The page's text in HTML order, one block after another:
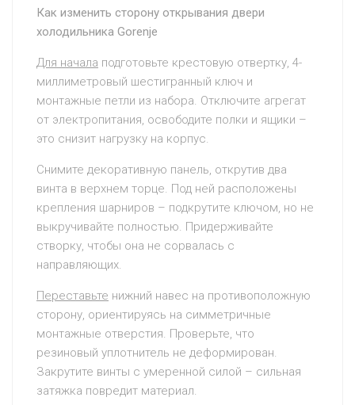
Как изменить сторону открывания двери
холодильника Gorenje
Для начала подготовьте крестовую отвертку, 4-
миллиметровый шестигранный ключ и
монтажные петли из набора. Отключите агрегат
от электропитания, освободите полки и ящики –
это снизит нагрузку на корпус.
Снимите декоративную панель, открутив два
винта в верхнем торце. Под ней расположены
крепления шарниров – подкрутите ключом, но не
выкручивайте полностью. Придерживайте
створку, чтобы она не сорвалась с
направляющих.
Переставьте нижний навес на противоположную
сторону, ориентируясь на симметричные
монтажные отверстия. Проверьте, что
резиновый уплотнитель не деформирован.
Закрутите винты с умеренной силой – сильная
затяжка повредит материал.